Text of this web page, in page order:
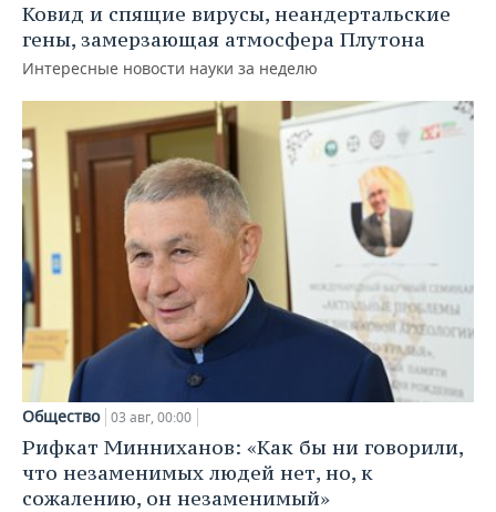
Ковид и спящие вирусы, неандертальские
гены, замерзающая атмосфера Плутона
Интересные новости науки за неделю
Общество 03 авг, 00:00
Рифкат Минниханов: «Как бы ни говорили,
что незаменимых людей нет, но, к
сожалению, он незаменимый»